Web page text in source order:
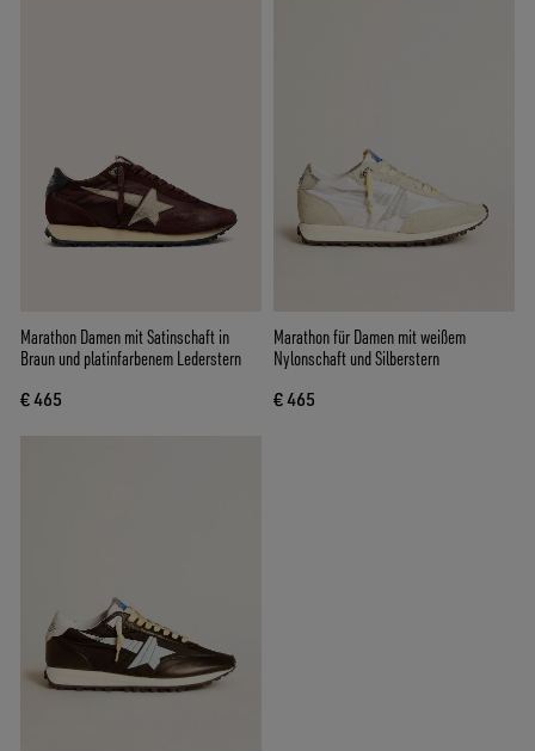
Marathon Damen mit Satinschaft in
Braun und platinfarbenem Lederstern
€ 465
Marathon für Damen mit weißem
Nylonschaft und Silberstern
€ 465